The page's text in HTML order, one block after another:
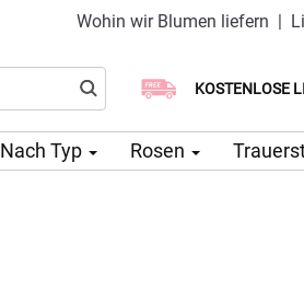
Wohin wir Blumen liefern |
KOSTENLOSE
Lieferung am
Wählen Sie Ihr
Nach Typ Rosen